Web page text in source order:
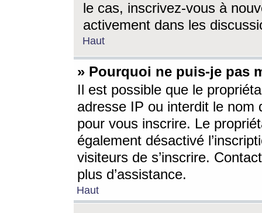
le cas, inscrivez-vous à
activement dans les
Haut
» Pourquoi ne puis-je pas
Il est possible que le
adresse IP ou interdit le nom
pour vous inscrire. Le
également désactivé
visiteurs de s’inscrire.
plus d’assistance.
Haut